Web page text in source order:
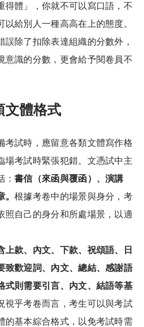
得體」，你就不可以寫口語，不
以給別人一種高高在上的態度。
誤除了扣除表達組織的分數外，
意識的分數，更會給予閱卷員不
文體格式
考試時，應留意各類文體寫作格
場考試時緊張犯錯。文憑試中主
：書信（來函與覆函）、演講
。根據考卷中的場景與身分，考
照自己的身分和所處場景，以適
上款、內文、下款、祝頌語、日
致歡迎詞、內文、總結、感謝語
式則需要引言、內文、結語等基
視乎考卷而言，考生可以與考試
的基本綜合格式，以免考試時需